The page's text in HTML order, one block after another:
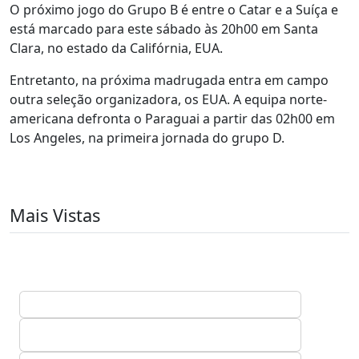
O próximo jogo do Grupo B é entre o Catar e a Suíça e
está marcado para este sábado às 20h00 em Santa
Clara, no estado da Califórnia, EUA.
Entretanto, na próxima madrugada entra em campo
outra seleção organizadora, os EUA. A equipa norte-
americana defronta o Paraguai a partir das 02h00 em
Los Angeles, na primeira jornada do grupo D.
Mais Vistas